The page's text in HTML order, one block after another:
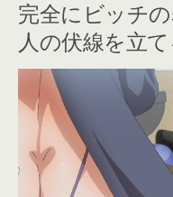
完全にビッチ
人の伏線を立